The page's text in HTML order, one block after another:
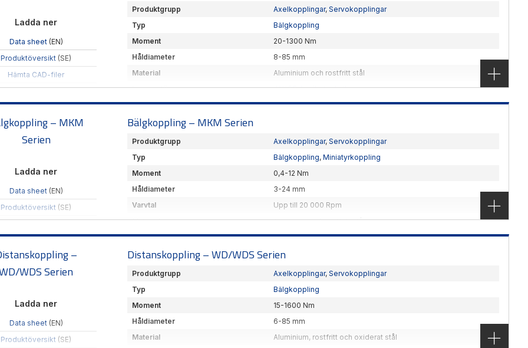
Ladda ner
Data sheet (EN)
Produktöversikt (SE)
Hämta CAD-filer
Produktgrupp Axelkopplingar,Servokopplingar
Typ
Bälgkoppling
Moment
20-1300 Nm
Håldiameter
8-85 mm
Material
Aluminium och rostfritt stål
Leverantör
JAKOB Antribstechnik
Glappfri standard bälgkoppling med EASY-Clamp funktion.
– MKM
Serien
Ladda ner
Data sheet (EN)
Produktöversikt (SE)
Bälgkoppling – MKM Serien
Produktgrupp Axelkopplingar,Servokopplingar
Typ
Bälgkoppling,Miniatyrkoppling
Moment
0,4-12 Nm
Håldiameter
3-24 mm
Varvtal
Upp till 20 000 Rpm
Material
Aluminium och rostfritt stål
Leverantör
JAKOB Antribstechnik
Glappfri standard miniatyrbälgkoppling med klämfästen.
–
WDS Serien
Ladda ner
Data sheet (EN)
Produktöversikt (SE)
Distanskoppling – WD/WDS Serien
Produktgrupp Axelkopplingar,Servokopplingar
Typ
Bälgkoppling
Moment
15-1600 Nm
Håldiameter
6-85 mm
Material
Aluminium, rostfritt och oxiderat stål